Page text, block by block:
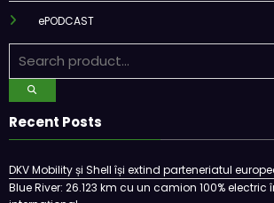
ePODCAST
Recent Posts
DKV Mobility și Shell își extind parteneriatul
Blue River: 26.123 km cu un camion 100% electric